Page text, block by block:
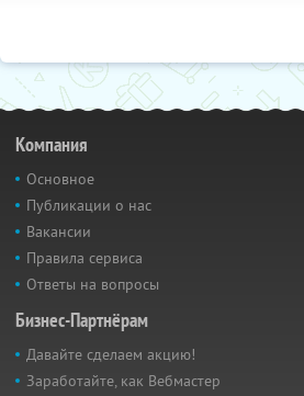
Компания
Основное
Публикации о нас
Вакансии
Правила сервиса
Ответы на вопросы
Бизнес-Партнёрам
Давайте сделаем акцию!
Заработайте, как Вебмастер